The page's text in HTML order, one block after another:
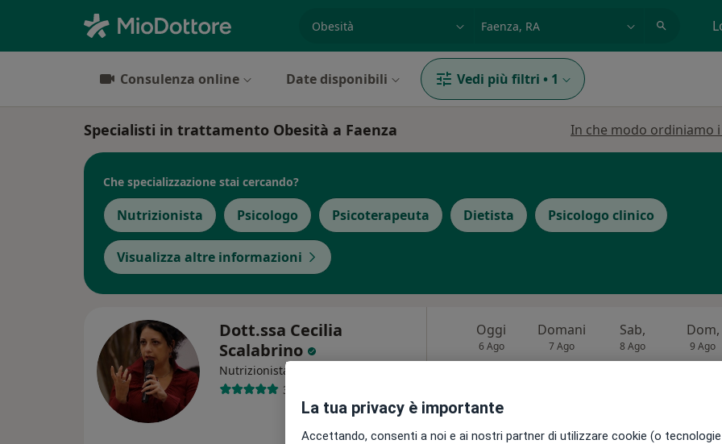
es. prestazione, medico, struttura
Consulenza online Date disponibili Vedi più filtri • 1
Specialisti in trattamento Obesità a Faenza In che modo ordiniamo
Che specializzazione stai cercando?
Nutrizionista Psicologo Psicoterapeuta Dietista Psicologo clinico
Visualizza altre informazioni
Dott.ssa Cecilia
Scalabrino
Nutrizionista, Dietista, Dietologa
317 recensioni
Oggi
6 Ago
Domani
7 Ago
Sab,
8 Ago
Dom,
9 Ago
Non ci sono agende disponibili!
Chiedi di attivare le prenotazioni online
La tua privacy è importante
Accettando, consenti a noi e ai nostri partner di utilizzare cookie (o